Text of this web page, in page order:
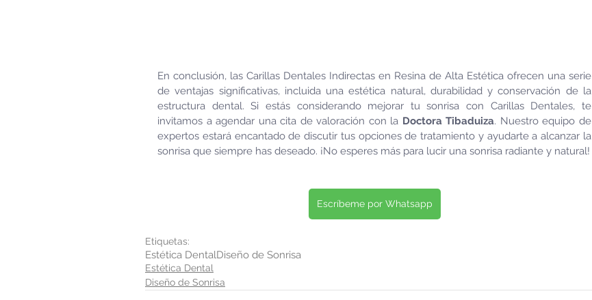
En conclusión, las Carillas Dentales Indirectas en Resina de Alta Estética ofrecen una serie
de ventajas significativas, incluida una estética natural, durabilidad y conservación de la
estructura dental. Si estás considerando mejorar tu sonrisa con Carillas Dentales, te
invitamos a agendar una cita de valoración con la Doctora Tibaduiza. Nuestro equipo de
expertos estará encantado de discutir tus opciones de tratamiento y ayudarte a alcanzar la
sonrisa que siempre has deseado. ¡No esperes más para lucir una sonrisa radiante y natural!
Escríbeme por Whatsapp
Etiquetas:
Estética DentalDiseño de Sonrisa
Estética Dental
Diseño de Sonrisa